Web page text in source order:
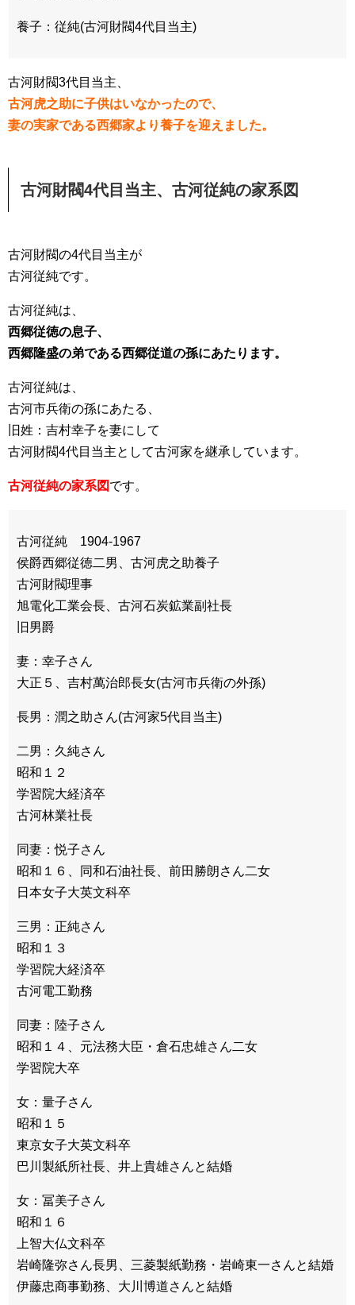
養子：従純(古河財閥4代目当主)
古河財閥3代目当主、
古河虎之助に子供はいなかったので、
妻の実家である西郷家より養子を迎えました。
古河財閥4代目当主、古河従純の家系図
古河財閥の4代目当主が
古河従純です。
古河従純は、
西郷従徳の息子、
西郷隆盛の弟である西郷従道の孫にあたります。
古河従純は、
古河市兵衛の孫にあたる、
旧姓：吉村幸子を妻にして
古河財閥4代目当主として古河家を継承しています。
古河従純の家系図 です。
古河従純 1904-1967
侯爵西郷従徳二男、古河虎之助養子
古河財閥理事
旭電化工業会長、古河石炭鉱業副社長
旧男爵
妻：幸子さん
大正５、吉村萬治郎長女(古河市兵衛の外孫)
長男：潤之助さん(古河家5代目当主)
二男：久純さん
昭和１２
学習院大経済卒
古河林業社長
同妻：悦子さん
昭和１６、同和石油社長、前田勝朗さん二女
日本女子大英文科卒
三男：正純さん
昭和１３
学習院大経済卒
古河電工勤務
同妻：陸子さん
昭和１４、元法務大臣・倉石忠雄さん二女
学習院大卒
女：量子さん
昭和１５
東京女子大英文科卒
巴川製紙所社長、井上貴雄さんと結婚
女：冨美子さん
昭和１６
上智大仏文科卒
岩崎隆弥さん長男、三菱製紙勤務・岩崎東一さんと結婚
伊藤忠商事勤務、大川博道さんと結婚